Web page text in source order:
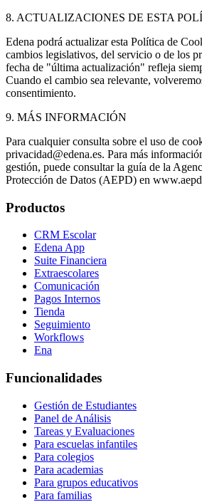
8. ACTUALIZACIONES DE ESTA
Edena podrá actualizar esta Política de
cambios legislativos, del servicio o de los
fecha de "última actualización" refleja
Cuando el cambio sea relevante,
consentimiento.
9. MÁS INFORMACIÓN
Para cualquier consulta sobre el uso de
privacidad@edena.es. Para más
gestión, puede consultar la guía de la
Protección de Datos (AEPD) en
Productos
CRM Escolar
Edena App
Suite Financiera
Extraescolares
Comunicación
Pagos Internos
Tienda
Seguimiento
Workflows
Ena
Funcionalidades
Gestión de Estudiantes
Panel de Análisis
Tareas y Evaluaciones
Para escuelas infantiles
Para colegios
Para academias
Para grupos educativos
Para familias